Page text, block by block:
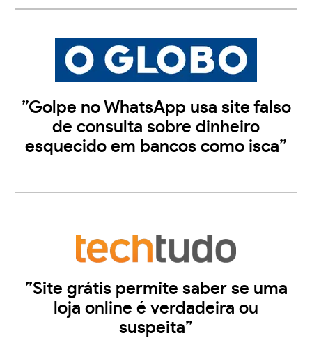
”Golpe no WhatsApp usa site falso
de consulta sobre dinheiro
esquecido em bancos como isca”
”Site grátis permite saber se uma
loja online é verdadeira ou
suspeita”